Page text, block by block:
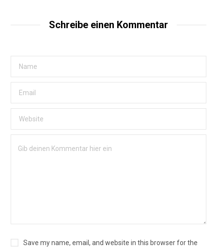
Schreibe einen Kommentar
Save my name, email, and website in this browser for the